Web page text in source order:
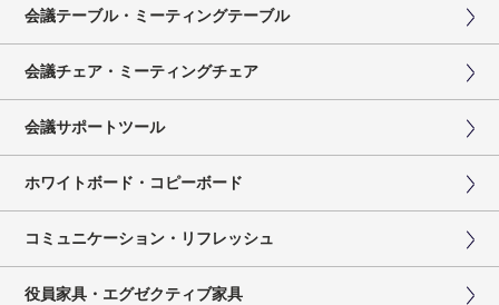
会議テーブル・ミーティングテーブル
会議チェア・ミーティングチェア
会議サポートツール
ホワイトボード・コピーボード
コミュニケーション・リフレッシュ
役員家具・エグゼクティブ家具